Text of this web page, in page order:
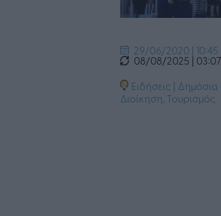
29/06/2020 | 10:45
08/08/2025 | 03:07
Ειδήσεις | Δημόσια
Διοίκηση, Τουρισμός